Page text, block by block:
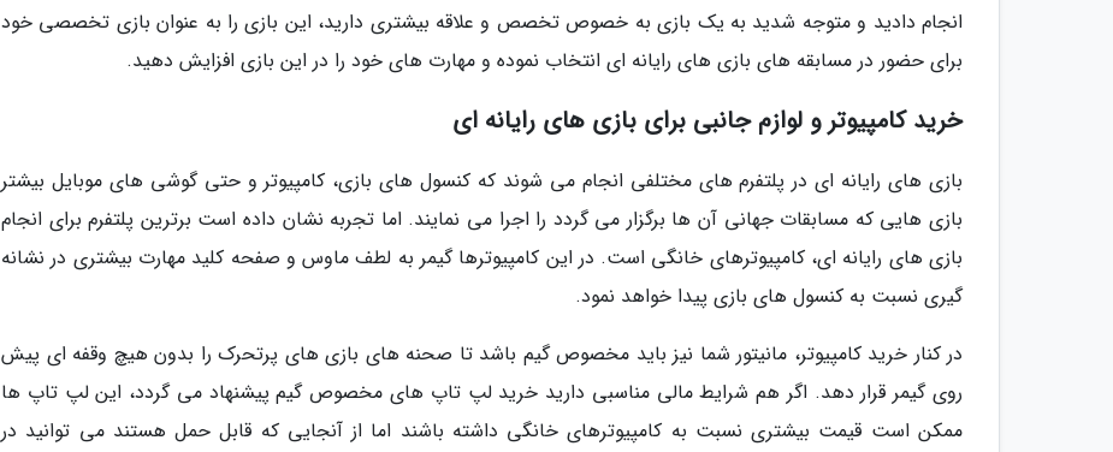
انجام دادید و متوجه شدید به یک بازی به خصوص تخصص و علاقه بیشتری دارید، این بازی را به عنوان بازی تخصصی خود
برای حضور در مسابقه های بازی های رایانه ای انتخاب نموده و مهارت های خود را در این بازی افزایش دهید.
خرید کامپیوتر و لوازم جانبی برای بازی های رایانه ای
بازی های رایانه ای در پلتفرم های مختلفی انجام می شوند که کنسول های بازی، کامپیوتر و حتی گوشی های موبایل بیشتر
بازی هایی که مسابقات جهانی آن ها برگزار می گردد را اجرا می نمایند. اما تجربه نشان داده است برترین پلتفرم برای انجام
بازی های رایانه ای، کامپیوترهای خانگی است. در این کامپیوترها گیمر به لطف ماوس و صفحه کلید مهارت بیشتری در نشانه
گیری نسبت به کنسول های بازی پیدا خواهد نمود.
در کنار خرید کامپیوتر، مانیتور شما نیز باید مخصوص گیم باشد تا صحنه های بازی های پرتحرک را بدون هیچ وقفه ای پیش
روی گیمر قرار دهد. اگر هم شرایط مالی مناسبی دارید خرید لپ تاپ های مخصوص گیم پیشنهاد می گردد، این لپ تاپ ها
ممکن است قیمت بیشتری نسبت به کامپیوترهای خانگی داشته باشند اما از آنجایی که قابل حمل هستند می توانید در